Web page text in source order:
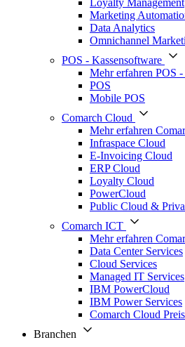
Loyalty Management
Marketing
Data Analytics
Omnichannel
POS - Kassensoftware
Mehr erfahren POS
POS
Mobile POS
Comarch Cloud
Mehr erfahren
Infraspace Cloud
E-Invoicing Cloud
ERP Cloud
Loyalty Cloud
PowerCloud
Public Cloud &
Comarch ICT
Mehr erfahren
Data Center Services
Cloud Services
Managed IT Services
IBM PowerCloud
IBM Power Services
Comarch Cloud
Branchen